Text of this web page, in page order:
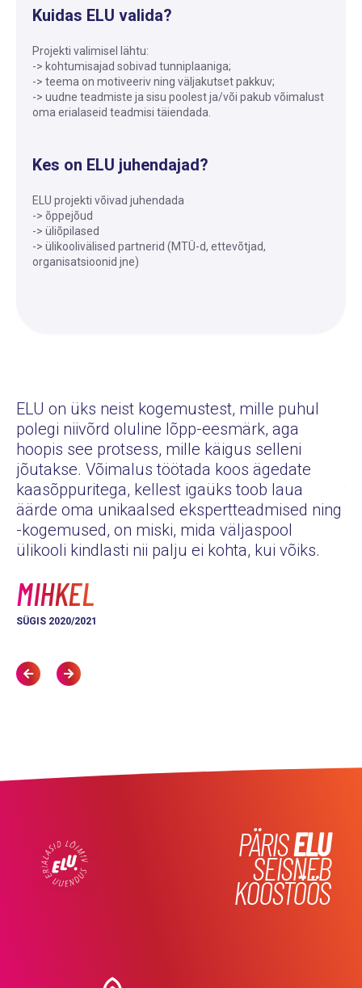
Kuidas ELU valida?
Projekti valimisel lähtu:
-> kohtumisajad sobivad tunniplaaniga;
-> teema on motiveeriv ning väljakutset pakkuv;
-> uudne teadmiste ja sisu poolest ja/või pakub võimalust
oma erialaseid teadmisi täiendada.
Kes on ELU juhendajad?
ELU projekti võivad juhendada
-> õppejõud
-> üliõpilased
-> ülikoolivälised partnerid (MTÜ-d, ettevõtjad,
organisatsioonid jne)
ELU on üks neist kogemustest, mille puhul
polegi niivõrd oluline lõpp-eesmärk, aga
hoopis see protsess, mille käigus selleni
jõutakse. Võimalus töötada koos ägedate
kaasõppuritega, kellest igaüks toob laua
äärde oma unikaalsed ekspertteadmised ning
-kogemused, on miski, mida väljaspool
ülikooli kindlasti nii palju ei kohta, kui võiks.
MIHKEL
SÜGIS 2020/2021
PÄRISELU
SEISNEB
KOOSTÖÖS